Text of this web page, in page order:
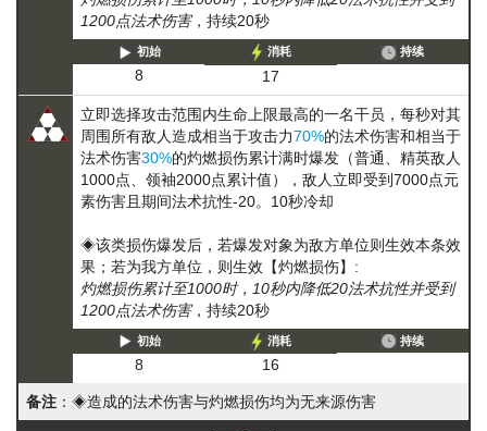
1200点法术伤害，持续20秒
初始
8
消耗
17
持续
立即选择攻击范围内生命上限最高的一名干员，每秒对其
周围所有敌人造成相当于攻击力70%的法术伤害和相当于
法术伤害30%的灼燃损伤累计满时爆发（普通、精英敌人
1000点、领袖2000点累计值），敌人立即受到7000点元
素伤害且期间法术抗性-20。10秒冷却
◈该类损伤爆发后，若爆发对象为敌方单位则生效本条效
果；若为我方单位，则生效【灼燃损伤】:
灼燃损伤累计至1000时，10秒内降低20法术抗性并受到
1200点法术伤害，持续20秒
初始
8
消耗
16
持续
备注 ：◈造成的法术伤害与灼燃损伤均为无来源伤害